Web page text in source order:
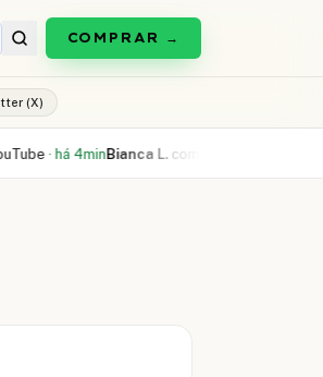
COMPRAR →
(X)
4minBianca L. comprou 300 curtidas Reels